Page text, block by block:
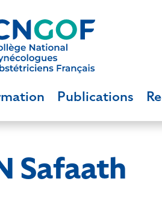
Publications
Safaath